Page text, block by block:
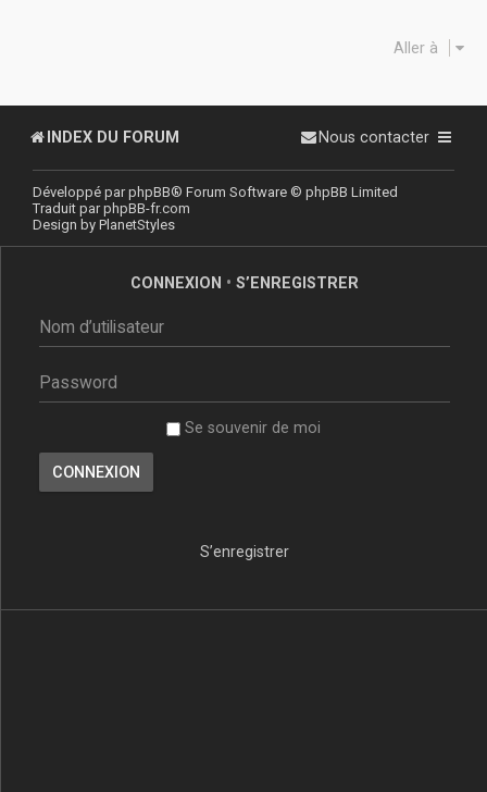
Aller à
INDEX DU FORUM Nous contacter
Développé parphpBB® Forum Software © phpBB Limited
Traduit parphpBB-fr.com
Design by PlanetStyles
CONNEXION • S’ENREGISTRER
Se souvenir de moi
S’enregistrer